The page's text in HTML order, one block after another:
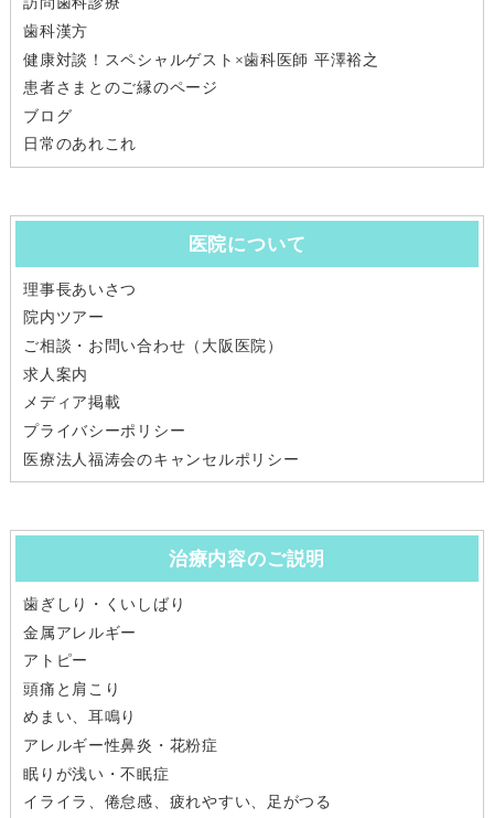
歯科漢方
健康対談！スペシャルゲスト×歯科医師 平澤裕之
患者さまとのご縁のページ
ブログ
日常のあれこれ
医院について
理事長あいさつ
院内ツアー
ご相談・お問い合わせ（大阪医院）
求人案内
メディア掲載
プライバシーポリシー
医療法人福涛会のキャンセルポリシー
治療内容のご説明
歯ぎしり・くいしばり
金属アレルギー
アトピー
頭痛と肩こり
めまい、耳鳴り
アレルギー性鼻炎・花粉症
眠りが浅い・不眠症
イライラ、倦怠感、疲れやすい、足がつる